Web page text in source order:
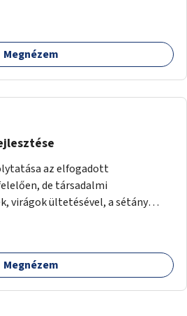
Megnézem
az elfogadott
de társadalmi
virágok ültetésével, a sétány
Megnézem